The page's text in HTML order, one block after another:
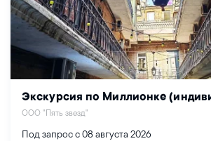
Экскурсия по Миллионке
ООО "Пять звезд"
Под запрос с 08 августа 2026